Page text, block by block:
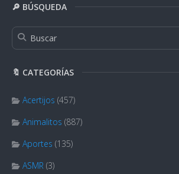
🔎 BÚSQUEDA
🔖 CATEGORÍAS
Acertijos (457)
Animalitos (887)
Aportes (135)
ASMR (3)